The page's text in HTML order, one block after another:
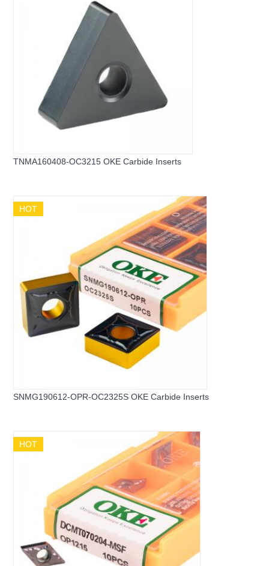
TNMA160408-OC3215 OKE Carbide Inserts
HOT
SNMG190612-OPR-OC2325S OKE Carbide Inserts
HOT